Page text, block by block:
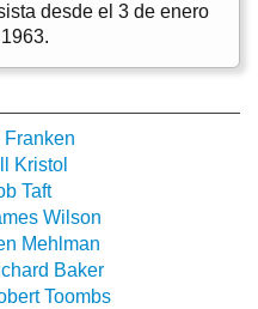
desde el 3 de enero
Franken
Kristol
Taft
Wilson
Mehlman
Baker
Toombs